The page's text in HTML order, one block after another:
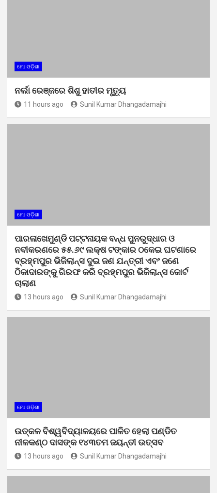
ମୋ ଓଡ଼ିଶା
ନର୍ଲା ରେଞ୍ଜରେ ଶିଶୁ ହାତୀର ମୃତ୍ୟୁ
11 hours ago Sunil Kumar Dhangadamajhi
ମୋ ଓଡ଼ିଶା
ପାରଳାଖେମୁଣ୍ଡି ପଟ୍ଟନାୟକ ବନ୍ଧ ପୁନରୁଦ୍ଧାର ଓ
ନବୀକରଣରେ ୫୫.୬୯ ଲକ୍ଷ ଟଙ୍କାର ଠକେଇ ଘଟଣାରେ
ବ୍ରହ୍ମପୁର ଭିଜିଲାନ୍ସ ଦୁଇ ଜଣ ଯନ୍ତ୍ରୀ ଏବଂ ଜଣେ
ଠିକାଦାରଙ୍କୁ ଗିରଫ କରି ବ୍ରହ୍ମପୁର ଭିଜିଲାନ୍ସ କୋର୍ଟ
ଚାଲାଣ
13 hours ago Sunil Kumar Dhangadamajhi
ମୋ ଓଡ଼ିଶା
ଉତ୍କଳ ବିଶ୍ୱବିଦ୍ୟାଳୟରେ ପାଳିତ ହେଲା ପଣ୍ଡିତ
ନୀଳକଣ୍ଠ ଦାସଙ୍କ ୧୪୩ତମ ଜୟନ୍ତୀ ଉତ୍ସବ
13 hours ago Sunil Kumar Dhangadamajhi